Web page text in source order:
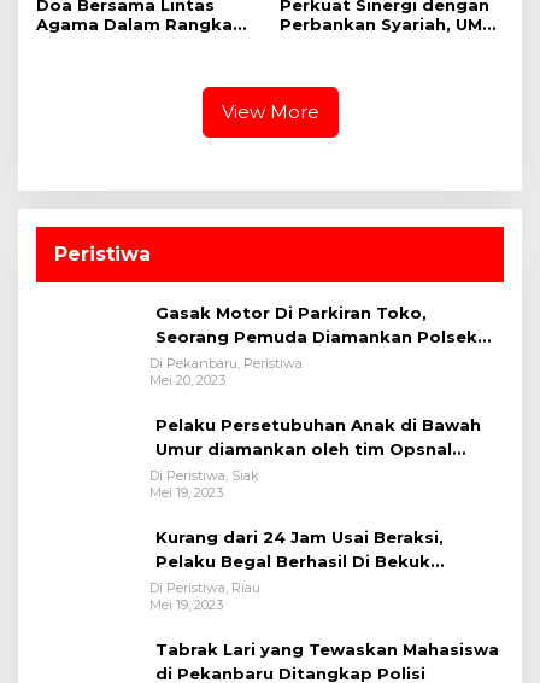
Doa Bersama Lintas
Agama Dalam Rangka
Perkuat Sinergi dengan
Perbankan Syariah, UMRI
Pegawai
View More
Peristiwa
Gasak Motor Di Parkiran Toko,
Seorang Pemuda Diamankan Polsek
Bukit Raya
Di Pekanbaru, Peristiwa
Mei 20, 2023
Pelaku Persetubuhan Anak di Bawah
Umur diamankan oleh tim Opsnal
Polsek Tualang-Polres Siak-Polda Riau
Di Peristiwa, Siak
Mei 19, 2023
Kurang dari 24 Jam Usai Beraksi,
Pelaku Begal Berhasil Di Bekuk
Satreskrim Polres Kuansing
Di Peristiwa, Riau
Mei 19, 2023
Tabrak Lari yang Tewaskan Mahasiswa
di Pekanbaru Ditangkap Polisi